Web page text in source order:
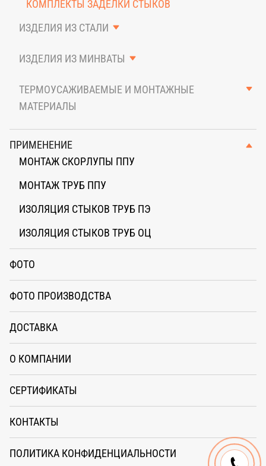
КОМПЛЕКТЫ ЗАДЕЛКИ СТЫКОВ
ИЗДЕЛИЯ ИЗ СТАЛИ
ОЦИНКОВАННЫЙ ЛИСТ
ИЗДЕЛИЯ ИЗ МИНВАТЫ
ТЕРМОУСАЖИВАЕМЫЕ И МОНТАЖНЫЕ
МАТЕРИАЛЫ
ТОВАРЫ ДЛЯ МОНТАЖА
ПРИМЕНЕНИЕ
МОНТАЖ СКОРЛУПЫ ППУ
МОНТАЖ ТРУБ ППУ
ИЗОЛЯЦИЯ СТЫКОВ ТРУБ ПЭ
ИЗОЛЯЦИЯ СТЫКОВ ТРУБ ОЦ
ФОТО
ФОТО ПРОИЗВОДСТВА
ДОСТАВКА
О КОМПАНИИ
СЕРТИФИКАТЫ
КОНТАКТЫ
ПОЛИТИКА КОНФИДЕНЦИАЛЬНОСТИ